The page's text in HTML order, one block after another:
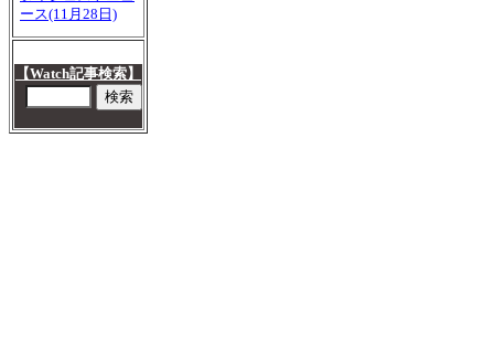
ース(11月28日)
【Watch記事検索】